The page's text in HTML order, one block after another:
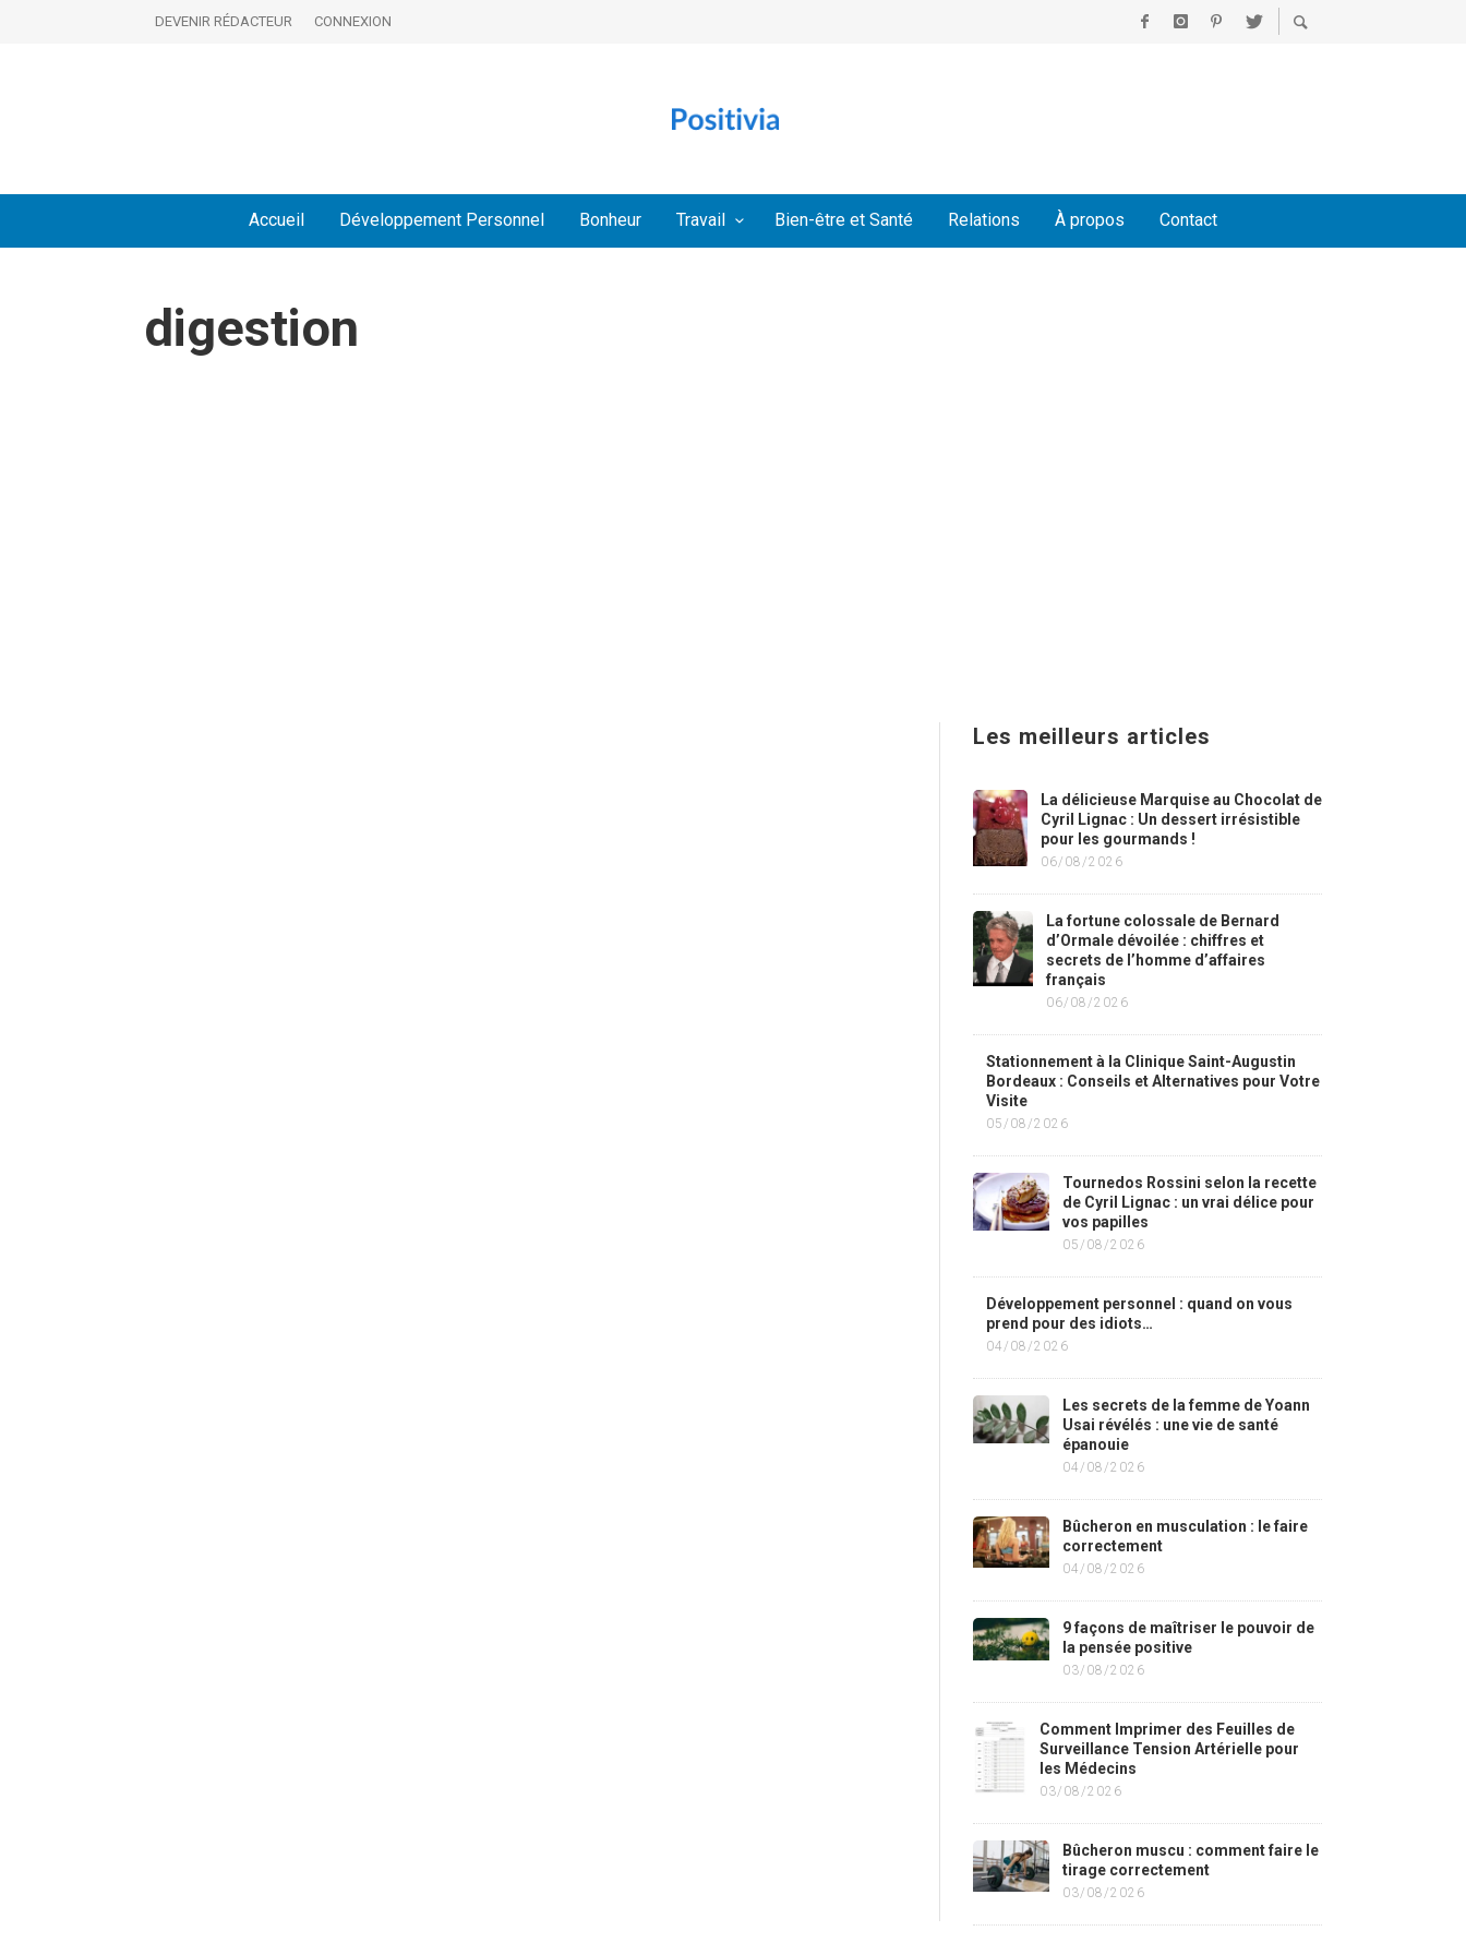
DEVENIR RÉDACTEUR CONNEXION
Accueil Développement Personnel Bonheur Travail Bien-être et Santé Relations À propos Contact
digestion
Les meilleurs articles
La délicieuse Marquise au Chocolat de
Cyril Lignac : Un dessert irrésistible
pour les gourmands !
06/08/2026
La fortune colossale de Bernard
d’Ormale dévoilée : chiffres et
secrets de l’homme d’affaires
français
06/08/2026
Stationnement à la Clinique Saint-Augustin
Bordeaux : Conseils et Alternatives pour Votre
Visite
05/08/2026
Tournedos Rossini selon la recette
de Cyril Lignac : un vrai délice pour
vos papilles
05/08/2026
Développement personnel : quand on vous
prend pour des idiots…
04/08/2026
Les secrets de la femme de Yoann
Usai révélés : une vie de santé
épanouie
04/08/2026
Bûcheron en musculation : le faire
correctement
04/08/2026
9 façons de maîtriser le pouvoir de
la pensée positive
03/08/2026
Comment Imprimer des Feuilles de
Surveillance Tension Artérielle pour
les Médecins
03/08/2026
Bûcheron muscu : comment faire le
tirage correctement
03/08/2026